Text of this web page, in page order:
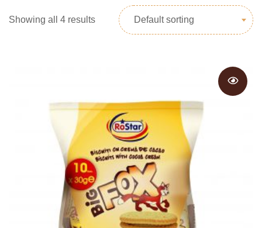
Showing all 4 results Default sorting